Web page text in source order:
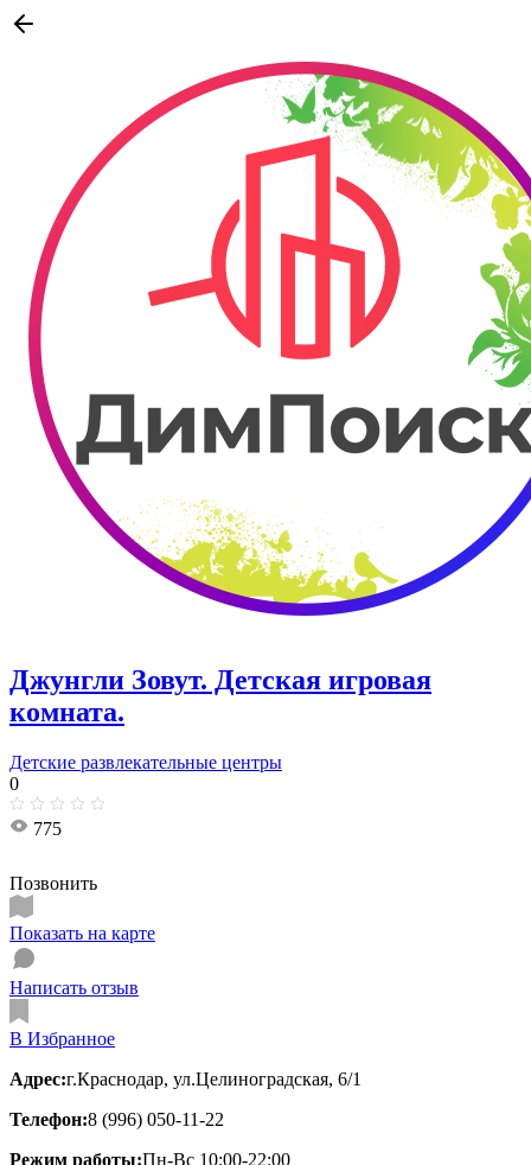
Джунгли Зовут. Детская игровая
комната.
Детские развлекательные центры
0
775
Позвонить
Показать на карте
Написать отзыв
В Избранное
Адрес:г.Краснодар, ул.​Целиноградская, 6/1
Телефон:8 (996) 050-11-22
Режим работы:Пн-Вс 10:00-22:00